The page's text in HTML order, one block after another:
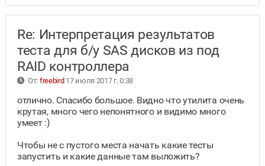
Re: Интерпретация результатов
теста для б/у SAS дисков из под
RAID контроллера
От: freebird 17 июля 2017 г. 0:38
отлично. Спасибо большое. Видно что утилита очень
крутая, много чего непонятного и видимо много
умеет :)
Чтобы не с пустого места начать какие тесты
запустить и какие данные там выложить?